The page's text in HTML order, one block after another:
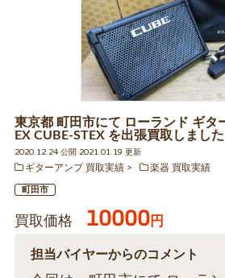
東京都 町田市にて ローランド ギタ
EX CUBE-STEX を出張買取しました
2020.12.24 公開 2021.01.19 更新
ギターアンプ 買取実績
楽器 買取実績
町田市
買取価格 10000円
担当バイヤーからのコメント